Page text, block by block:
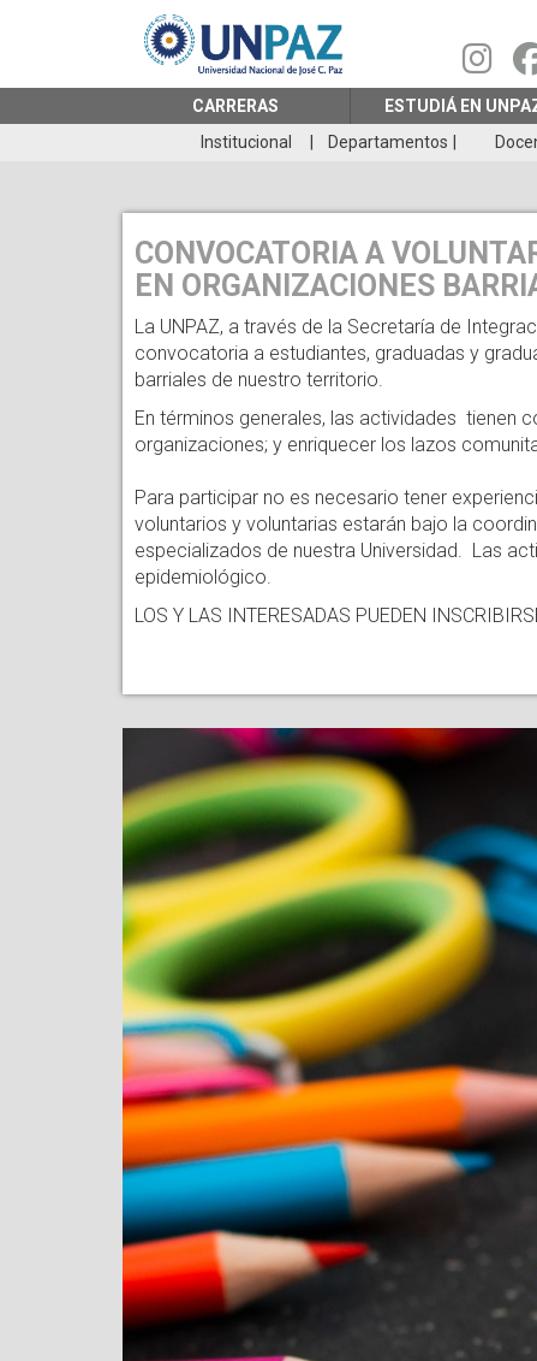
principal
CARRERAS
ESTUDIÁ EN
Institucional
Departamentos
CONVOCATORIA A
EN ORGANIZACIONES
La UNPAZ, a través de la Secretaría de
convocatoria a estudiantes, graduadas y
barriales de nuestro territorio.
En términos generales, las actividades
organizaciones; y enriquecer los lazos
Para participar no es necesario tener
voluntarios y voluntarias estarán bajo la
especializados de nuestra Universidad. Las
epidemiológico.
LOS Y LAS INTERESADAS PUEDEN